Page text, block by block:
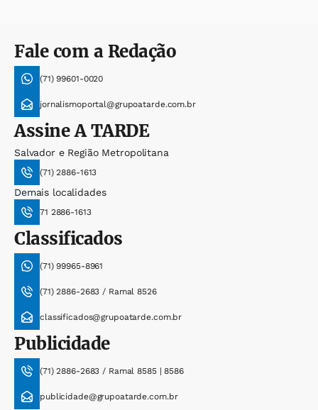
Fale com a Redação
(71) 99601-0020
jornalismoportal@grupoatarde.com.br
AssineA TARDE
Salvador e Região Metropolitana
(71) 2886-1613
Demais localidades
71 2886-1613
Classificados
(71) 99965-8961
(71) 2886-2683 / Ramal 8526
classificados@grupoatarde.com.br
Publicidade
(71) 2886-2683 / Ramal 8585 | 8586
publicidade@grupoatarde.com.br